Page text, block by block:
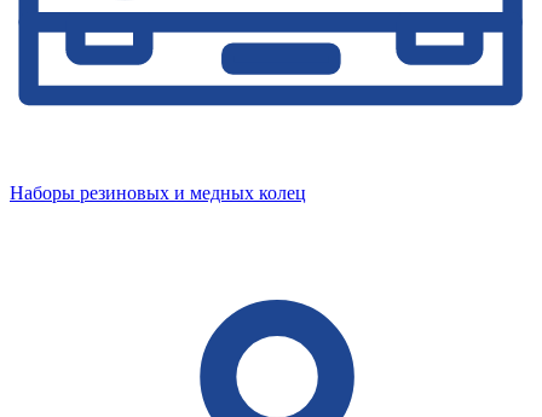
Наборы резиновых и медных колец